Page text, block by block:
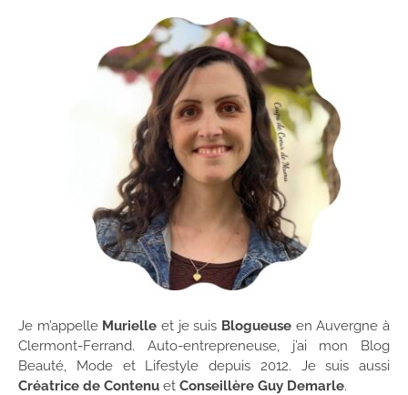
Je m’appelle Murielle et je suis Blogueuse en Auvergne à
Clermont-Ferrand. Auto-entrepreneuse, j’ai mon Blog
Beauté, Mode et Lifestyle depuis 2012. Je suis aussi
Créatrice de Contenu et Conseillère Guy Demarle.